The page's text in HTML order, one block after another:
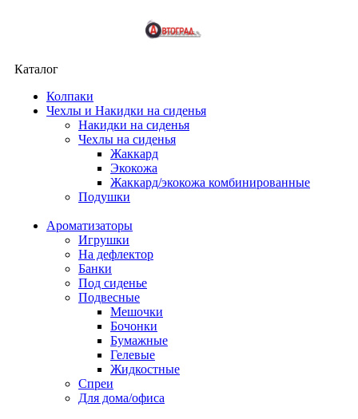
Каталог
Колпаки
Чехлы и Накидки на сиденья
Накидки на сиденья
Чехлы на сиденья
Жаккард
Экокожа
Жаккард/экокожа комбинированные
Подушки
Ароматизаторы
Игрушки
На дефлектор
Банки
Под сиденье
Подвесные
Мешочки
Бочонки
Бумажные
Гелевые
Жидкостные
Спреи
Для дома/офиса